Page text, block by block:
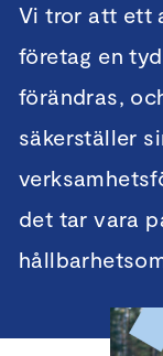
Vi tror att ett
företag en
förändras,
säkerställer
det tar vara